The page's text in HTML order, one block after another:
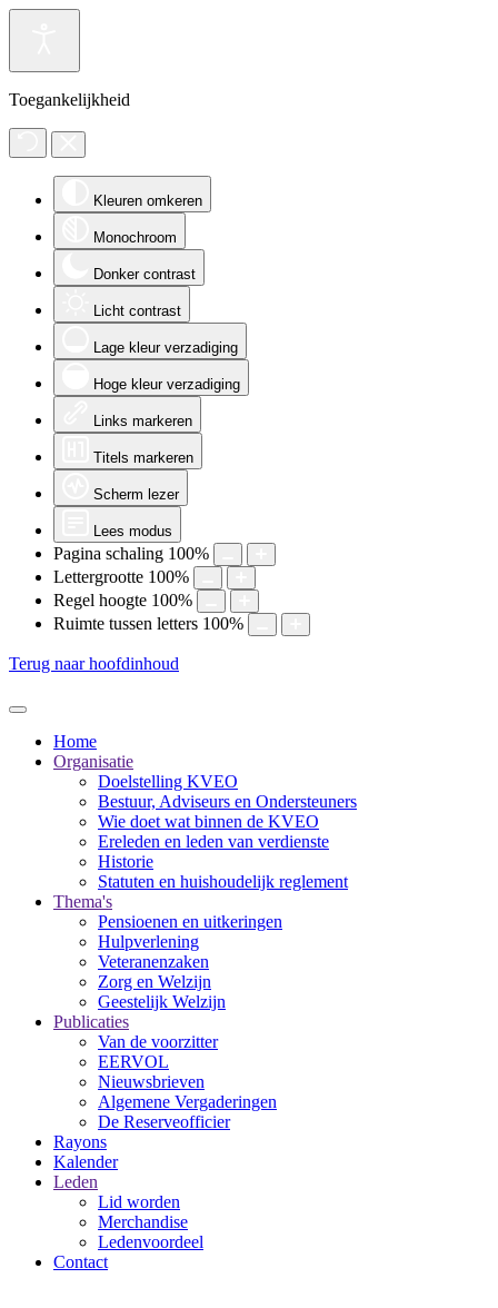
Toegankelijkheid
Kleuren omkeren
Monochroom
Donker contrast
Licht contrast
Lage kleur verzadiging
Hoge kleur verzadiging
Links markeren
Titels markeren
Scherm lezer
Lees modus
Pagina schaling 100%
Lettergrootte 100%
Regel hoogte 100%
Ruimte tussen letters 100%
Terug naar hoofdinhoud
Home
Organisatie
Doelstelling KVEO
Bestuur, Adviseurs en Ondersteuners
Wie doet wat binnen de KVEO
Ereleden en leden van verdienste
Historie
Statuten en huishoudelijk reglement
Thema's
Pensioenen en uitkeringen
Hulpverlening
Veteranenzaken
Zorg en Welzijn
Geestelijk Welzijn
Publicaties
Van de voorzitter
EERVOL
Nieuwsbrieven
Algemene Vergaderingen
De Reserveofficier
Rayons
Kalender
Leden
Lid worden
Merchandise
Ledenvoordeel
Contact